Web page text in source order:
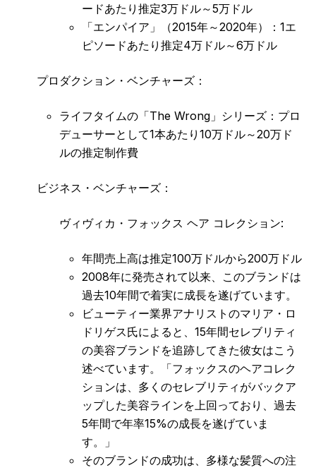
ードあたり推定3万ドル～5万ドル
「エンパイア」（2015年～2020年）：1エ
ピソードあたり推定4万ドル～6万ドル
プロダクション・ベンチャーズ：
ライフタイムの「The Wrong」シリーズ：プロ
デューサーとして1本あたり10万ドル～20万ド
ルの推定制作費
ビジネス・ベンチャーズ：
ヴィヴィカ・フォックス ヘア コレクション:
年間売上高は推定100万ドルから200万ドル
2008年に発売されて以来、このブランドは
過去10年間で着実に成長を遂げています。
ビューティー業界アナリストのマリア・ロ
ドリゲス氏によると、15年間セレブリティ
の美容ブランドを追跡してきた彼女はこう
述べています。「フォックスのヘアコレク
ションは、多くのセレブリティがバックア
ップした美容ラインを上回っており、過去
5年間で年率15%の成長を遂げていま
す。」
そのブランドの成功は、多様な髪質への注